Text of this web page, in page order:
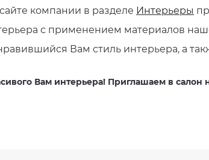
компании в разделе Интерьеры
с применением материалов
Вам стиль интерьера, а
Вам интерьера! Приглашаем в салон